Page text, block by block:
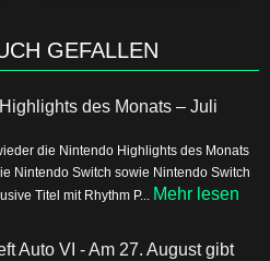
GEFALLEN
des Monats – Juli
die Nintendo Highlights des Monats
Nintendo Switch sowie Nintendo Switch
Titel mit Rhythm P... Mehr lesen
Auto VI - Am 27. August gibt